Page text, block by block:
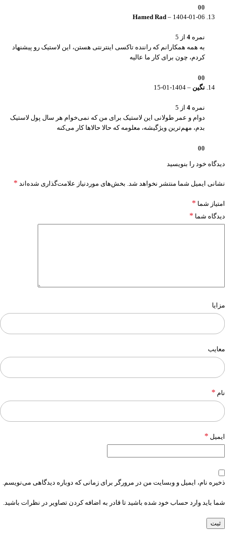
0
0
Hamed Rad – 1404-01-06
نمره 4 از 5
به همه همکارانم که راننده تاکسی اینترنتی هستن، این لاستیک رو پیشنهاد
کردم، چون برای کار ما عالیه
0
0
نگین –
1404-01-15
نمره 4 از 5
دوام و عمر طولانی این لاستیک برای من که نمی‌خوام هر سال پول لاستیک
بدم، مهم‌ترین ویژگیشه، معلومه که حالا حالاها کار می‌کنه
0
0
دیدگاه خود را بنویسید
نشانی ایمیل شما منتشر نخواهد شد. بخش‌های موردنیاز علامت‌گذاری شده‌اند *
امتیاز شما *
دیدگاه شما *
مزایا
معایب
نام *
ایمیل *
ذخیره نام، ایمیل و وبسایت من در مرورگر برای زمانی که دوباره دیدگاهی می‌نویسم.
شما باید وارد حساب خود شده باشید تا قادر به اضافه کردن تصاویر در نظرات باشید.